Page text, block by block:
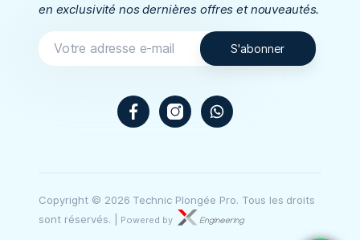
en exclusivité nos dernières offres et nouveautés.
FacebookInstagramWhatsApp
Copyright © 2026 Technic Plongée Pro. Tous les droits
sont réservés.
Powered by